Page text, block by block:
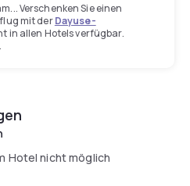
Verschenken Sie einen
mit derDayuse-
in allen Hotels verfügbar.
Hotel nicht möglich